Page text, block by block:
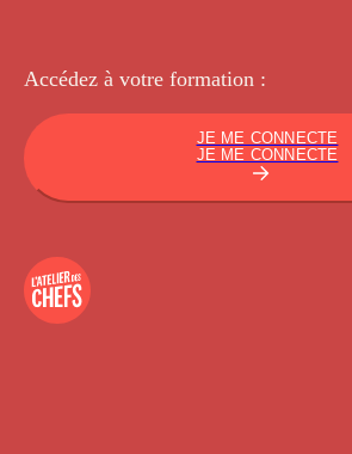
Accédez à votre formation :
JE ME CONNECTE
JE ME CONNECTE